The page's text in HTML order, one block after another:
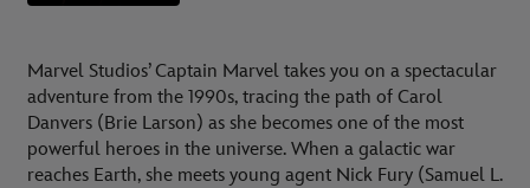
Marvel Studios’ Captain Marvel takes you on a spectacular
adventure from the 1990s, tracing the path of Carol
Danvers (Brie Larson) as she becomes one of the most
powerful heroes in the universe. When a galactic war
reaches Earth, she meets young agent Nick Fury (Samuel L.